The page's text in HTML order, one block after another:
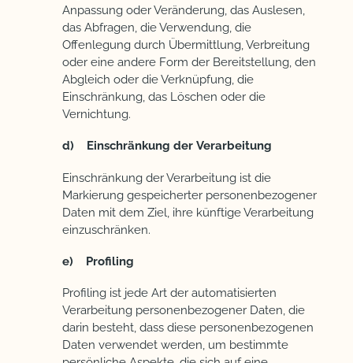
Anpassung oder Veränderung, das Auslesen,
das Abfragen, die Verwendung, die
Offenlegung durch Übermittlung, Verbreitung
oder eine andere Form der Bereitstellung, den
Abgleich oder die Verknüpfung, die
Einschränkung, das Löschen oder die
Vernichtung.
d) Einschränkung der Verarbeitung
Einschränkung der Verarbeitung ist die
Markierung gespeicherter personenbezogener
Daten mit dem Ziel, ihre künftige Verarbeitung
einzuschränken.
e) Profiling
Profiling ist jede Art der automatisierten
Verarbeitung personenbezogener Daten, die
darin besteht, dass diese personenbezogenen
Daten verwendet werden, um bestimmte